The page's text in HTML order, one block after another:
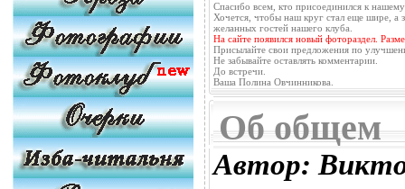
Спасибо всем, кто присоединился к
Хочется, чтобы наш круг стал еще шире, а
желанных гостей нашего клуба.
На сайте появился новый фотораздел.
Присылайте свои предложения по
Не забывайте оставлять комментарии.
До встречи.
Ваша Полина Овчинникова.
Об общем
Автор: